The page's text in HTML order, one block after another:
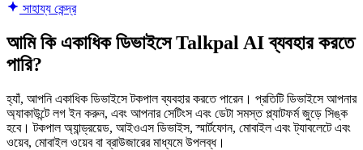
সাহায্য কেন্দ্র
আমি কি একাধিক ডিভাইসে Talkpal AI ব্যবহার করতে
পারি?
হ্যাঁ, আপনি একাধিক ডিভাইসে টকপাল ব্যবহার করতে পারেন। প্রতিটি ডিভাইসে আপনার
অ্যাকাউন্টে লগ ইন করুন, এবং আপনার সেটিংস এবং ডেটা সমস্ত প্ল্যাটফর্ম জুড়ে সিঙ্ক
হবে। টকপাল অ্যান্ড্রয়েড, আইওএস ডিভাইস, স্মার্টফোন, মোবাইল এবং ট্যাবলেটে এবং
ওয়েব, মোবাইল ওয়েব বা ব্রাউজারের মাধ্যমে উপলব্ধ।